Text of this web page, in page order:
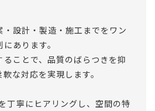
設計・製造・施工までをワン
あります。
ことで、品質のばらつきを抑
な対応を実現します。
丁寧にヒアリングし、空間の特